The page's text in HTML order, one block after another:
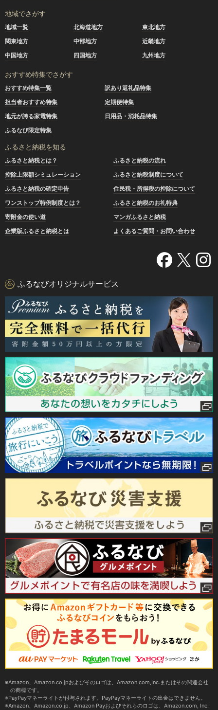
地域でさがす
地域一覧 北海道地方
東北地方
関東地方
中部地方
近畿地方
中国地方
四国地方 九州地方
おすすめ特集でさがす
おすすめ特集一覧
訳あり返礼品特集
担当者おすすめ特集
定期便特集
地元が誇る家電特集
日用品・消耗品特集
ふるなび限定特集
ふるさと納税を知る
ふるさと納税とは？
ふるさと納税の流れ
控除上限額シミュレーション
ふるさと納税制度について
ふるさと納税の確定申告
住民税・所得税の控除について
ワンストップ特例制度とは？
ふるさと納税のお礼特典
寄附金の使い道
マンガふるさと納税
企業版ふるさと納税とは
よくあるご質問・お問い合わせ
ふるなびオリジナルサービス
Amazon、Amazon.co.jpおよびそのロゴは、Amazon.com,Inc.またはその関連会社
の商標です。
PayPayマネーライトが付与されます。PayPayマネーライトの出金はできません。
Amazon、Amazon.co.jp、Amazon Payおよびそれらのロゴは、Amazon.com, Inc.